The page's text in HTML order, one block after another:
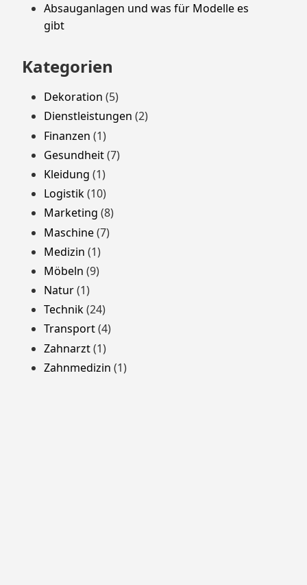
Absauganlagen und was für Modelle es
gibt
Kategorien
Dekoration (5)
Dienstleistungen (2)
Finanzen (1)
Gesundheit(7)
Kleidung (1)
Logistik(10)
Marketing (8)
Maschine(7)
Medizin (1)
Möbeln (9)
Natur(1)
Technik(24)
Transport(4)
Zahnarzt(1)
Zahnmedizin (1)